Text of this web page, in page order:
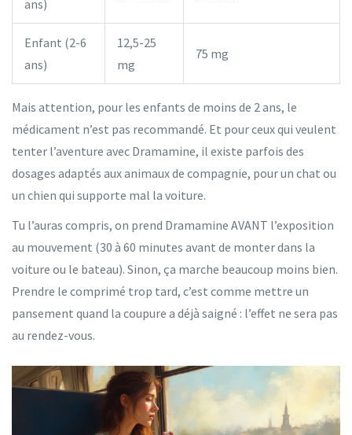
ans)
Enfant (2-6
ans)
12,5-25
mg
75 mg
Mais attention, pour les enfants de moins de 2 ans, le
médicament n’est pas recommandé. Et pour ceux qui veulent
tenter l’aventure avec Dramamine, il existe parfois des
dosages adaptés aux animaux de compagnie, pour un chat ou
un chien qui supporte mal la voiture.
Tu l’auras compris, on prend Dramamine AVANT l’exposition
au mouvement (30 à 60 minutes avant de monter dans la
voiture ou le bateau). Sinon, ça marche beaucoup moins bien.
Prendre le comprimé trop tard, c’est comme mettre un
pansement quand la coupure a déjà saigné : l’effet ne sera pas
au rendez-vous.